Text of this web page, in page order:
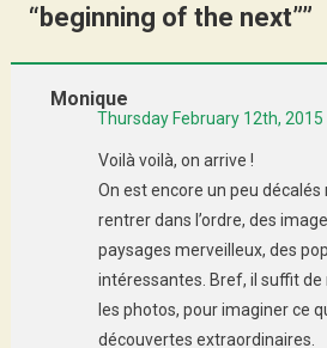
“beginning of the next””
Monique
Thursday February 12th, 2015
Voilà voilà, on arrive !
On est encore un peu
rentrer dans l’ordre, des
paysages merveilleux, des
intéressantes. Bref, il suffit
les photos, pour imaginer ce
découvertes extraordinaires.